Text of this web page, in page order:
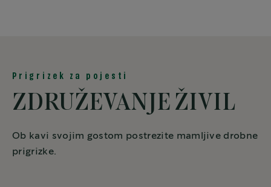
Prigrizek za pojesti
ZDRUŽEVANJE ŽIVIL
Ob kavi svojim gostom postrezite mamljive drobne
prigrizke.